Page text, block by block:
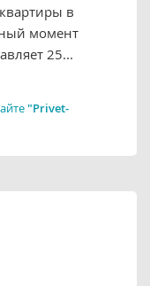
в
момент
25...
"Privet-